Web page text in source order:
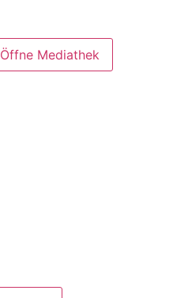
Öffne Mediathek